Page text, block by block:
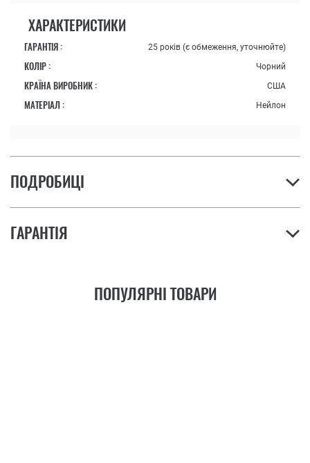
ХАРАКТЕРИСТИКИ
ГАРАНТІЯ : 25 років (є обмеження, уточнюйте)
КОЛІР : Чорний
КРАЇНА ВИРОБНИК : США
МАТЕРІАЛ : Нейлон
ПОДРОБИЦІ
ГАРАНТІЯ
ПОПУЛЯРНІ ТОВАРИ